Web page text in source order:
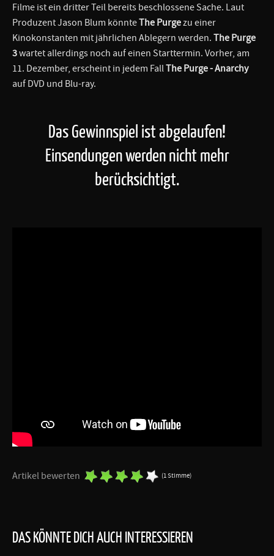
Filme ist ein dritter Teil bereits beschlossene Sache. Laut
Produzent Jason Blum könnteThe Purgezu einer
Kinokonstanten mit jährlichen Ablegern werden. The Purge
3wartet allerdings noch auf einen Starttermin. Vorher, am
11. Dezember, erscheint in jedem FallThe Purge - Anarchy
auf DVD und Blu-ray.
Das Gewinnspiel ist abgelaufen!
Einsendungen werden nicht mehr
berücksichtigt.
Artikel bewerten (1 Stimme)
DAS KÖNNTE DICH AUCH INTERESSIEREN